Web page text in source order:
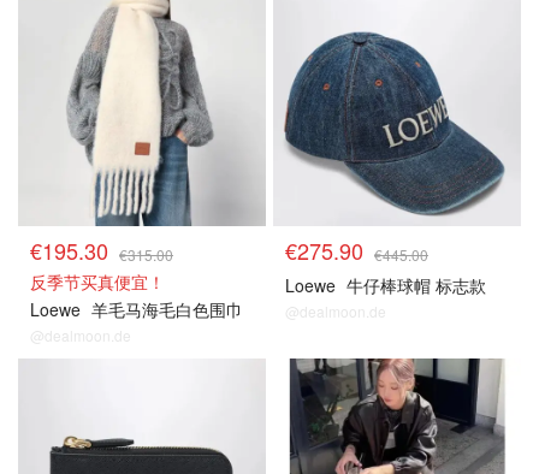
€195.30 €315.00
反季节买真便宜！
Loewe 羊毛马海毛白色围巾
@dealmoon.de
€275.90 €445.00
Loewe 牛仔棒球帽 标志款
@dealmoon.de